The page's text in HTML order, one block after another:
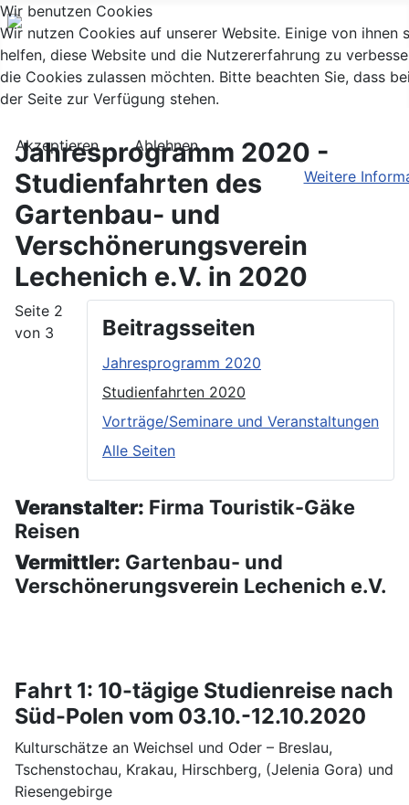
Jahresprogramm 2020 -
Studienfahrten des
Gartenbau- und
Verschönerungsverein
Lechenich e.V. in 2020
Beitragsseiten
Jahresprogramm 2020
Studienfahrten 2020
Vorträge/Seminare und Veranstaltungen
Alle Seiten
Seite 2
von 3
Veranstalter: Firma Touristik-Gäke
Reisen
Vermittler: Gartenbau- und
Verschönerungsverein Lechenich e.V.
Fahrt 1: 10-tägige Studienreise nach
Süd-Polen vom 03.10.-12.10.2020
Kulturschätze an Weichsel und Oder – Breslau,
Tschenstochau, Krakau, Hirschberg, (Jelenia Gora) und
Riesengebirge
Wir benutzen Cookies
Wir nutzen Cookies auf unserer Website. Einige von
helfen, diese Website und die Nutzererfahrung zu
die Cookies zulassen möchten. Bitte beachten Sie, dass
der Seite zur Verfügung stehen.
Akzeptieren
Ablehnen
Weitere